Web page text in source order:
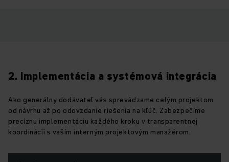
2. Implementácia a systémová integrácia
Ako generálny dodávateľ vás sprevádzame celým projektom
od návrhu až po odovzdanie riešenia na kľúč. Zabezpečíme
precíznu implementáciu každého kroku v transparentnej
koordinácii s vaším interným projektovým manažérom.